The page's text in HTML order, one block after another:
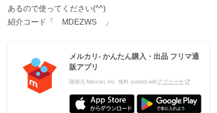
あるので使ってください(^^)
紹介コード「 MDEZWS 」
メルカリ- かんたん購入・出品 フリマ通
販アプリ
開発元:Mercari, Inc. 無料 posted withアプリーチ